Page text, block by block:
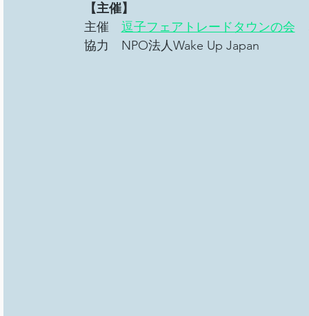
【主催】
主催 逗子フェアトレードタウンの会
協力　NPO法人Wake Up Japan